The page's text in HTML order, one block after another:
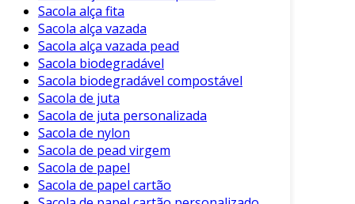
Sacola alça fita
Sacola alça vazada
Sacola alça vazada pead
Sacola biodegradável
Sacola biodegradável compostável
Sacola de juta
Sacola de juta personalizada
Sacola de nylon
Sacola de pead virgem
Sacola de papel
Sacola de papel cartão